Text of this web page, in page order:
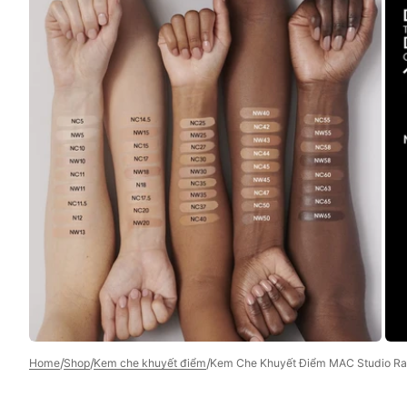
Open
media
5
in
gallery
Home/Shop/Kem che khuyết điểm/Kem Che Khuyết Điểm MAC Studio